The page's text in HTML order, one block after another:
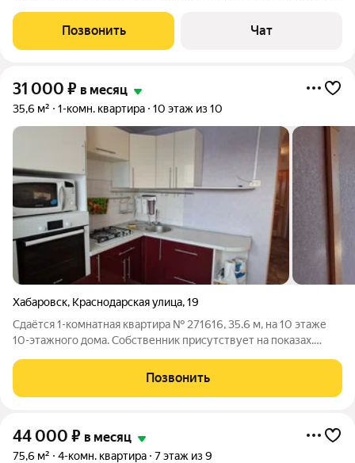
проектом. В квартире никто не жил новая мебель, техника,
посуда. ПЛАНИРОВКА:
Позвонить Чат
31 000 ₽ в месяц
35,6 м² 1-комн. квартира 10 этаж из 10
Хабаровск, Краснодарская улица,19
Сдаётся 1-комнатная квартира № 271616, 35.6 м, на 10 этаже
10-этажного дома. Собственник присутствует на показах.
оплачиваются отдельно. По условиям проживания: без детей,
без питомцев. Из техники в
Позвонить
44 000 ₽ в месяц
75,6 м² 4-комн. квартира 7 этаж из 9